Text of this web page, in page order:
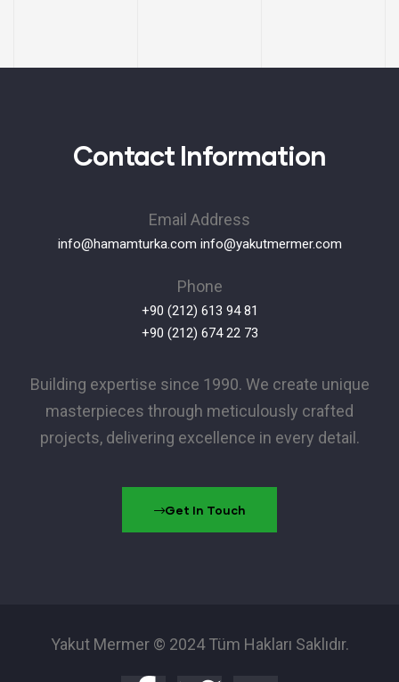
Contact Information
Email Address
info@hamamturka.com info@yakutmermer.com
Phone
+90 (212) 613 94 81
+90 (212) 674 22 73
Building expertise since 1990. We create unique
masterpieces through meticulously crafted
projects, delivering excellence in every detail.
Get In Touch
Yakut Mermer © 2024 Tüm Hakları Saklıdır.